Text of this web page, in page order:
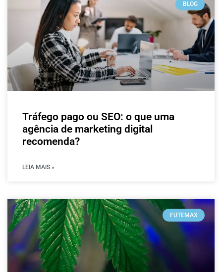
BLOG
Tráfego pago ou SEO: o que uma
agência de marketing digital
recomenda?
LEIA MAIS »
FUTEMAX